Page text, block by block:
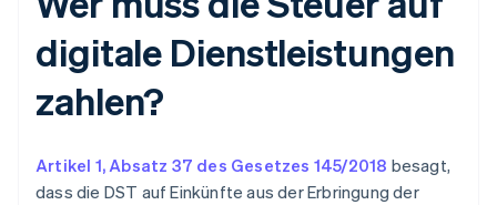
digitale Dienstleistungen
zahlen?
Artikel 1, Absatz 37 des Gesetzes 145/2018 besagt,
dass die DST auf Einkünfte aus der Erbringung der